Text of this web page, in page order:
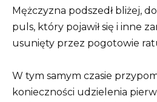
Mężczyzna podszedł bliżej,
puls, który pojawił się i inne
usunięty przez pogotowie
W tym samym czasie
konieczności udzielenia